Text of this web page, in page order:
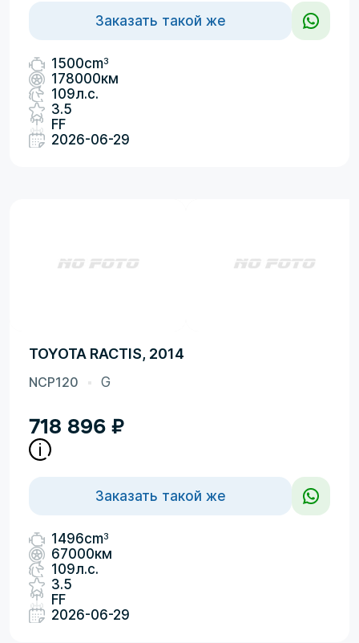
Заказать такой же
1500cm3
178000км
109л.с.
3.5
FF
2026-06-29
TOYOTA RACTIS, 2014
NCP120 G
718 896 ₽
Заказать такой же
1496cm3
67000км
109л.с.
3.5
FF
2026-06-29